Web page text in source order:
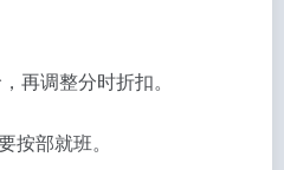
再调整分时折扣。
部就班。